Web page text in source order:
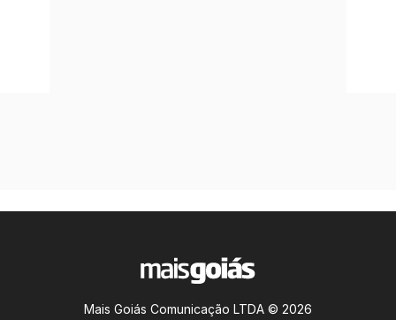
Mais Goiás Comunicação LTDA © 2026